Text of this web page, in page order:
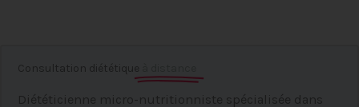
Consultation diététique
Diététicienne micro-nutritionniste spécialisée dans